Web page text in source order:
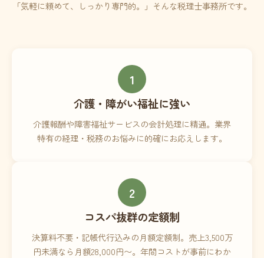
「気軽に頼めて、しっかり専門的。」そんな税理士事務所です。
1
介護・障がい福祉に強い
介護報酬や障害福祉サービスの会計処理に精通。業界
特有の経理・税務のお悩みに的確にお応えします。
2
コスパ抜群の定額制
決算料不要・記帳代行込みの月額定額制。売上3,500万
円未満なら月額28,000円〜。年間コストが事前にわか